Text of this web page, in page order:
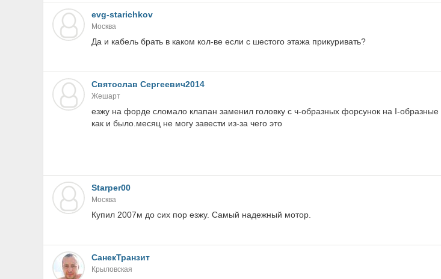
evg-starichkov
Москва
Да и кабель брать в каком кол-ве если с шестого этажа прикуривать?
Святослав Сергеевич2014
Жешарт
езжу на форде сломало клапан заменил головку с ч-образных форсунок на I-
как и было.месяц не могу завести из-за чего это
Starper00
Москва
Купил 2007м до сих пор езжу. Самый надежный мотор.
СанекТранзит
Крыловская